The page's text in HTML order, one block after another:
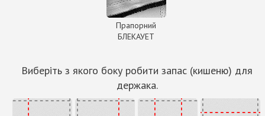
Прапорний
БЛЕКАУЕТ
Виберіть з якого боку робити запас (кишеню) для
держака.